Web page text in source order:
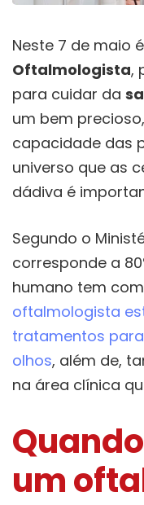
Neste 7 de maio
Oftalmologista,
para cuidar da
um bem
capacidade das
universo que as
dádiva é
Segundo o
corresponde a
humano tem
oftalmologista
tratamentos
olhos, além de,
na área clínica
um